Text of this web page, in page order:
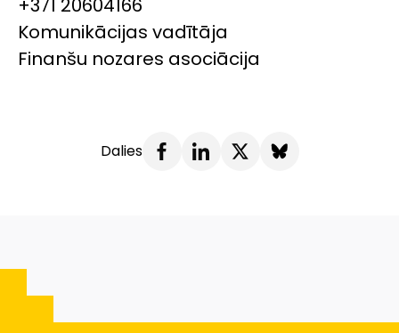
+371 20604166
Komunikācijas vadītāja
Finanšu nozares asociācija
Dalies